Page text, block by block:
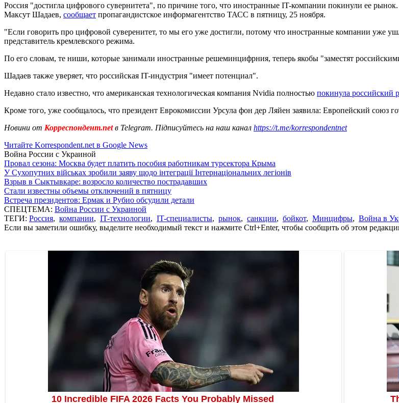
Россия "достигла цифрового сувернитета", по причине того, что иностранные IT-компании покинули ее
Максут Шадаев, сообщает пропагандистское информагентство ТАСС в пятницу, 25 ноября.
"Если говорить про цифровой суверенитет, то мы его уже достигли, потому что иностранные компании уже
представитель кремлевского режима.
По его словам, те ниши, которые занимали иностранные решеминцифрния, теперь якобы "заместят
Шадаев также уверяет, что российская IT-индустрия "имеет потенциал".
Недавно стало известно, что американская технологическая компания Nvidia полностью покинула российский
Кроме того, уже сообщалось, что президент Еврокомиссии Урсула фон дер Ляйен заявила: Европейский союз
Новини от Корреспондент.netв Telegram. Підписуйтесь на наш канал https://t.me/korrespondentnet
Читайте Korrespondent.net в Google News
Война России с Украиной
Провал сезона: Москва будет платить пособия работникам турсектора Крыма
У Сухопутних військах зробили заяву щодо інтеграції Інтернаціональних легіонів
Взрыв в Сыктывкаре: возросло количество пострадавших
Стали известны объемы отключений в пятницу
Встреча президентов: Ермак и Рубио обсудили детали
СПЕЦТЕМА: Война России с Украиной
ТЕГИ: Россия, компании, IT-технологии, IT-специалисты, рынок, санкции, бойкот, Минцифры, Война в
Если вы заметили ошибку, выделите необходимый текст и нажмите Ctrl+Enter, чтобы сообщить об этом